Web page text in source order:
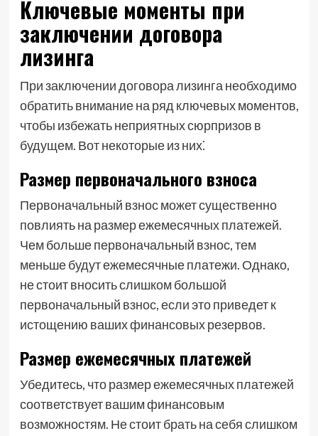
Ключевые моменты при
заключении договора
лизинга
При заключении договора лизинга необходимо
обратить внимание на ряд ключевых моментов,
чтобы избежать неприятных сюрпризов в
будущем. Вот некоторые из них⁚
Размер первоначального взноса
Первоначальный взнос может существенно
повлиять на размер ежемесячных платежей.
Чем больше первоначальный взнос, тем
меньше будут ежемесячные платежи. Однако,
не стоит вносить слишком большой
первоначальный взнос, если это приведет к
истощению ваших финансовых резервов.
Размер ежемесячных платежей
Убедитесь, что размер ежемесячных платежей
соответствует вашим финансовым
возможностям. Не стоит брать на себя слишком